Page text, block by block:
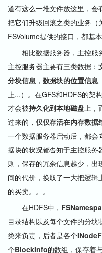
道有这么一堆文件放这里，会
把它们升级回滚之类的业务（
FSVolume提供的接口，都基
相比数据服务器，主控服务
主控服务器主要有三类数据：
分块信息 ， 数据块的位置信息
上...）。在GFS和HDFS的架
才会被持久化到本地磁盘上，
过来的， 仅仅存活在内存数据
一个数据服务器启动后，都会
据块的状况都告知于主控服务
则，保存的冗余信息越少，
间的代价，换取了一大把逻
的买卖。。。
在HDFS中，
目录结构以及每个文件的分块
类来负责，后者是各个
个BlockInfo的数组，保存着